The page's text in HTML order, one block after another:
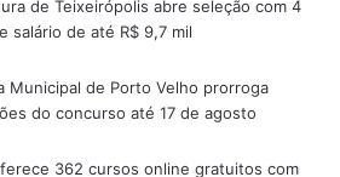
de Teixeirópolis abre seleção com 4
salário de até R$ 9,7 mil
Municipal de Porto Velho prorroga
do concurso até 17 de agosto
362 cursos online gratuitos com